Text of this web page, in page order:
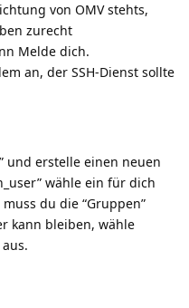
von OMV stehts,
zurecht
Melde dich.
an, der SSH-Dienst sollte
und erstelle einen neuen
wähle ein für dich
du die “Gruppen”
kann bleiben, wähle